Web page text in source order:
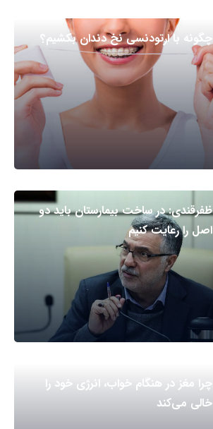
چگونه با ارتودنسی نخ دندان بکشیم؟
ظفرقندی: در ساخت بیمارستان باید دو
اصل را رعایت کنیم
چرا مغز در هنگام خواب، انرژی خود را
خالی می‌کند